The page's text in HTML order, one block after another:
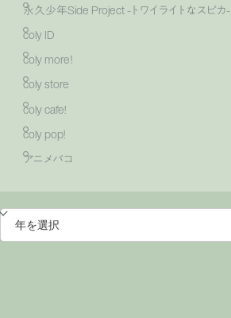
永久少年Side Project -トワイライトなスピカ-
coly ID
coly more！
coly store
coly cafe!
coly pop!
アニメバコ